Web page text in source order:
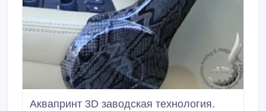
Аквапринт 3D заводская технология.